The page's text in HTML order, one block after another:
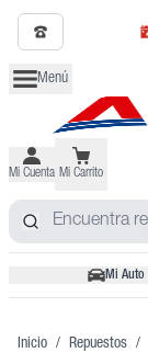
Menú
Mi Cuenta Mi Carrito
Mi Auto
Inicio / Repuestos /